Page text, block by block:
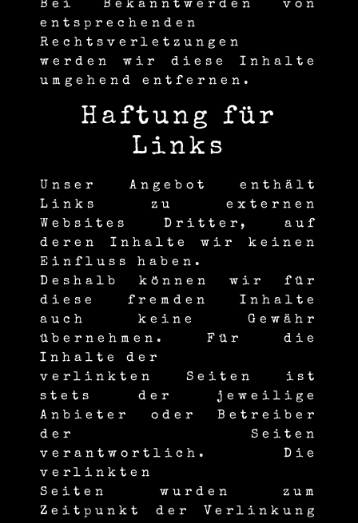
Bei Bekanntwerden von
entsprechenden
Rechtsverletzungen
werden wir diese Inhalte
umgehend entfernen.
Haftung für
Links
Unser Angebot enthält
Links zu externen
Websites Dritter, auf
deren Inhalte wir keinen
Einfluss haben.
Deshalb können wir für
diese fremden Inhalte
auch keine Gewähr
übernehmen. Für die
Inhalte der
verlinkten Seiten ist
stets der jeweilige
Anbieter oder Betreiber
der Seiten
verantwortlich. Die
verlinkten
Seiten wurden zum
Zeitpunkt der Verlinkung